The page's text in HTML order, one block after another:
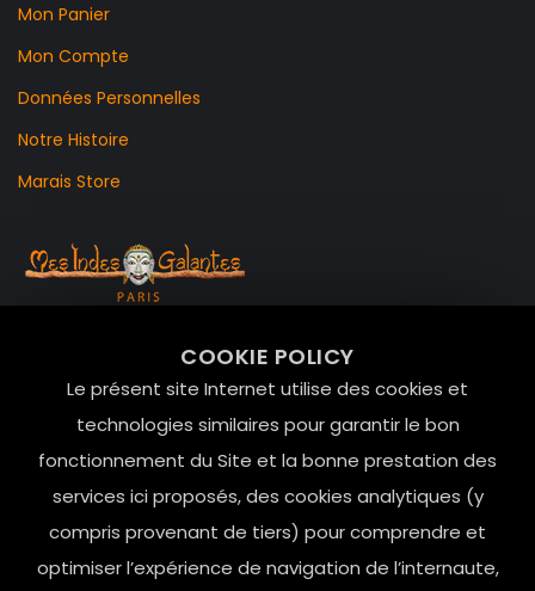
COOKIE POLICY
Le présent site Internet utilise des cookies et
technologies similaires pour garantir le bon
fonctionnement du Site et la bonne prestation des
services ici proposés, des cookies analytiques (y
compris provenant de tiers) pour comprendre et
optimiser l’expérience de navigation de l’internaute,
Mon Panier
Mon Compte
Données Personnelles
Notre Histoire
Marais Store
Le Marais, 75004 Paris
contact@mesindesgalantes.com
01.42.72.42.51